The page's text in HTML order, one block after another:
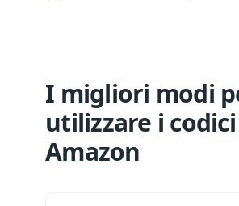
I migliori modi
utilizzare i codici
Amazon